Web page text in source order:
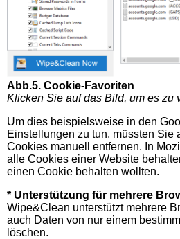
Abb.5. Cookie-Favoriten
Klicken Sie auf das Bild, um es zu
Um dies beispielsweise in den
Einstellungen zu tun, müssten Sie
Cookies manuell entfernen. In
alle Cookies einer Website
einen Cookie behalten wollten.
* Unterstützung für mehrere
Wipe&Clean unterstützt mehrere
auch Daten von nur einem
löschen.